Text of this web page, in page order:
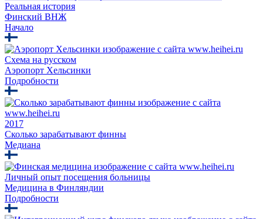
Реальная история
Финский ВНЖ
Начало
Схема на русском
Аэропорт Хельсинки
Подробности
2017
Сколько зарабатывают финны
Медиана
Личный опыт посещения больницы
Медицина в Финляндии
Подробности